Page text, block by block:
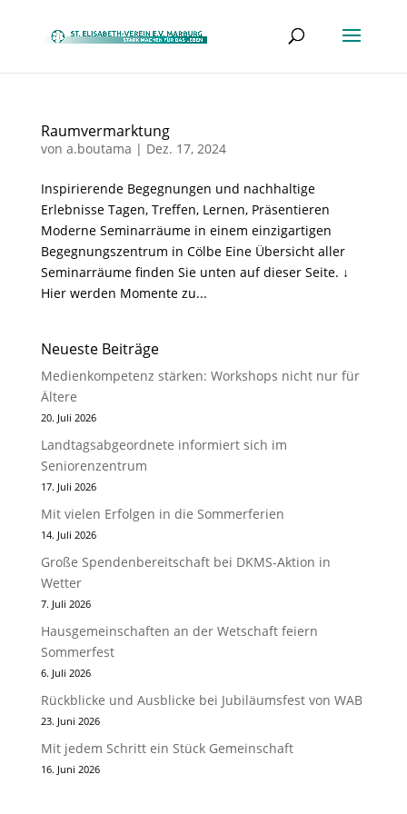
Raumvermarktung
von a.boutama | Dez. 17, 2024
Inspirierende Begegnungen und nachhaltige
Erlebnisse Tagen, Treffen, Lernen, Präsentieren
Moderne Seminarräume in einem einzigartigen
Begegnungszentrum in Cölbe Eine Übersicht aller
Seminarräume finden Sie unten auf dieser Seite. ↓
Hier werden Momente zu...
Neueste Beiträge
Medienkompetenz stärken: Workshops nicht nur für
Ältere
20. Juli 2026
Landtagsabgeordnete informiert sich im
Seniorenzentrum
17. Juli 2026
Mit vielen Erfolgen in die Sommerferien
14. Juli 2026
Große Spendenbereitschaft bei DKMS-Aktion in
Wetter
7. Juli 2026
Hausgemeinschaften an der Wetschaft feiern
Sommerfest
6. Juli 2026
Rückblicke und Ausblicke bei Jubiläumsfest von WAB
23. Juni 2026
Mit jedem Schritt ein Stück Gemeinschaft
16. Juni 2026